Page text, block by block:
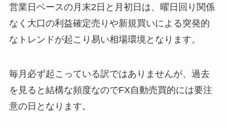
営業日ベースの月末2日と月初日は、曜日回り関係
なく大口の利益確定売りや新規買いによる突発的
なトレンドが起こり易い相場環境となります。
毎月必ず起こっている訳ではありませんが、過去
を見ると結構な頻度なのでFX自動売買的には要注
意の日となります。